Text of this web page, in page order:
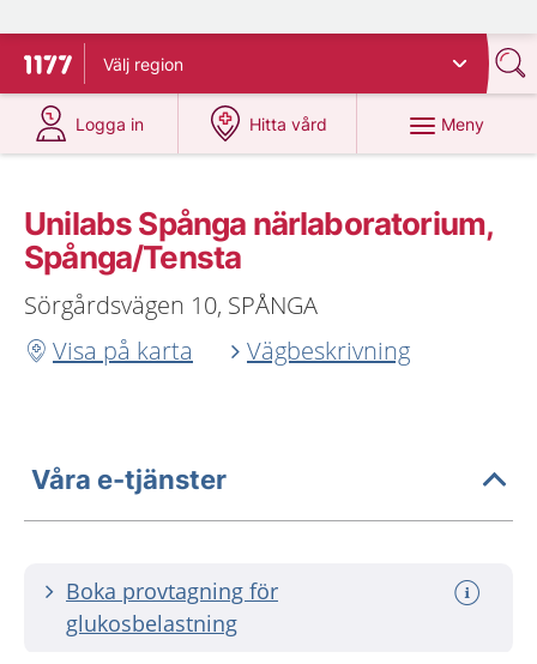
Till startsidan för 1177
Välj region
Logga in
på 1177.se
Hitta vård
på 1177.se
Meny
Unilabs Spånga närlaboratorium,
Spånga/Tensta
Sörgårdsvägen 10, SPÅNGA
Visa på karta
Vägbeskrivning
Våra e-tjänster
Boka provtagning för
glukosbelastning